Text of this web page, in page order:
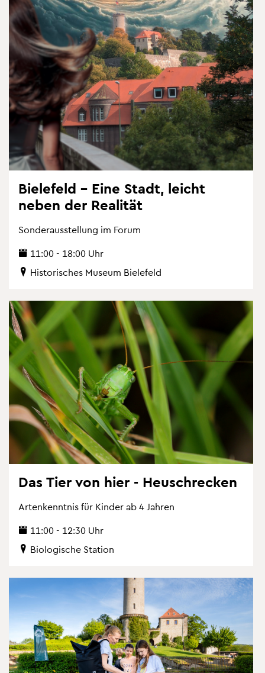
Bie­le­feld – Eine Stadt, leicht
neben der Rea­li­tät
Son­der­aus­stel­lung im Forum
11:00 - 18:00 Uhr
His­to­ri­sches Mu­se­um Bie­le­feld
Das Tier von hier - Heu­schre­cken
Ar­ten­kennt­nis für Kin­der ab 4 Jah­ren
11:00 - 12:30 Uhr
Bio­lo­gi­sche Sta­ti­on